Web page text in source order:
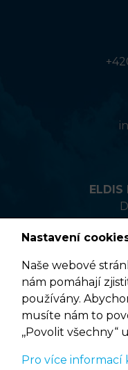
Nastavení
Naše webové
nám pomáhají
používány.
musíte nám to
,,Povolit všechny“
Pro více informací